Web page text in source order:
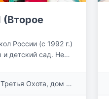
(Второе
России (с 1992 г.)
и детский сад. Не
– вот
Охота, дом 2,